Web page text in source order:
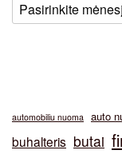
automobiliu nuoma auto
buhalteris butai